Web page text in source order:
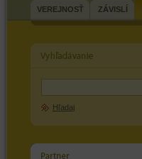
VEREJNOSŤ ZÁVISLÍ
Hľadaj